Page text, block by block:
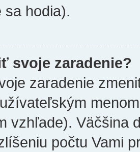
sa hodia).
svoje zaradenie?
zaradenie
vzhľade). Väčšina
počtu Vami